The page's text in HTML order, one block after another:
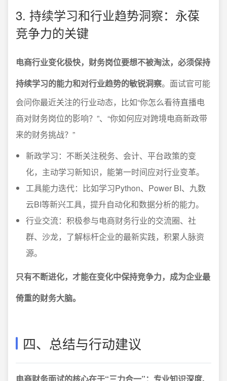
3. 持续学习和行业趋势洞察：永葆
竞争力的关键
电商行业变化极快，财务岗位要想不被淘汰，必须保持
持续学习的能力和对行业趋势的敏锐洞察。面试官可能
会问你最近关注的行业动态，比如“你怎么看待直播电
商对财务岗位的影响？”、“你如何应对跨境电商新政带
来的财务挑战？”
新政学习：不断关注税务、会计、平台政策的变
化，主动学习新知识，能第一时间应对行业变革。
工具能力迭代：比如学习Python、Power BI、九数
云BI等新兴工具，提升自动化和数据分析的能力。
行业交流：积极参与电商财务行业的交流圈、社
群、沙龙，了解标杆企业的最新实践，积累人脉资
源。
只有不断进化，才能在变化中保持竞争力，成为企业最
倚重的财务大脑。
四、总结与行动建议